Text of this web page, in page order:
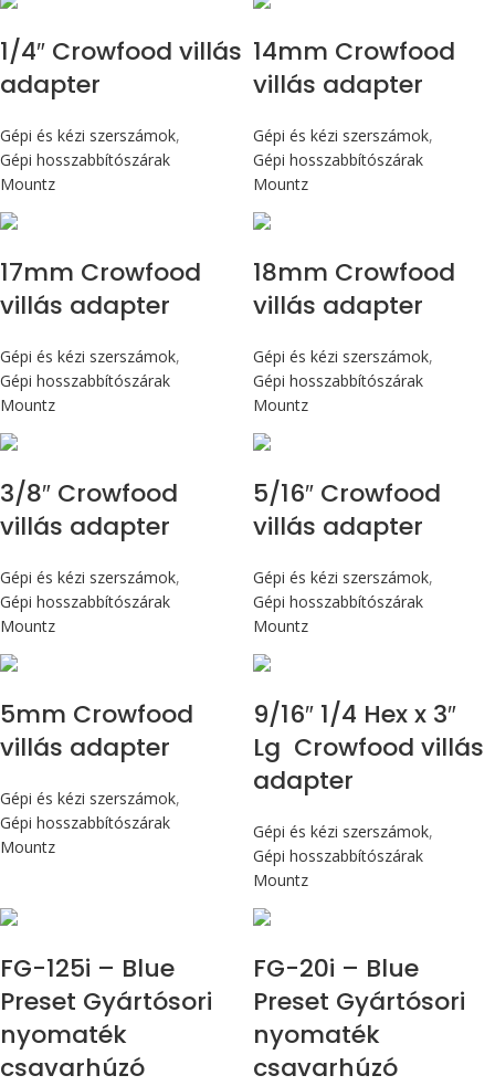
1/4″ Crowfood villás
adapter
Gépi és kézi szerszámok,
Gépi hosszabbítószárak
Mountz
14mm Crowfood
villás adapter
Gépi és kézi szerszámok,
Gépi hosszabbítószárak
Mountz
17mm Crowfood
villás adapter
Gépi és kézi szerszámok,
Gépi hosszabbítószárak
Mountz
18mm Crowfood
villás adapter
Gépi és kézi szerszámok,
Gépi hosszabbítószárak
Mountz
3/8″ Crowfood
villás adapter
Gépi és kézi szerszámok,
Gépi hosszabbítószárak
Mountz
5/16″ Crowfood
villás adapter
Gépi és kézi szerszámok,
Gépi hosszabbítószárak
Mountz
5mm Crowfood
villás adapter
Gépi és kézi szerszámok,
Gépi hosszabbítószárak
Mountz
9/16″ 1/4 Hex x 3″
Lg Crowfood villás
adapter
Gépi és kézi szerszámok,
Gépi hosszabbítószárak
Mountz
FG-125i – Blue
Preset Gyártósori
nyomaték
csavarhúzó
FG-20i – Blue
Preset Gyártósori
nyomaték
csavarhúzó